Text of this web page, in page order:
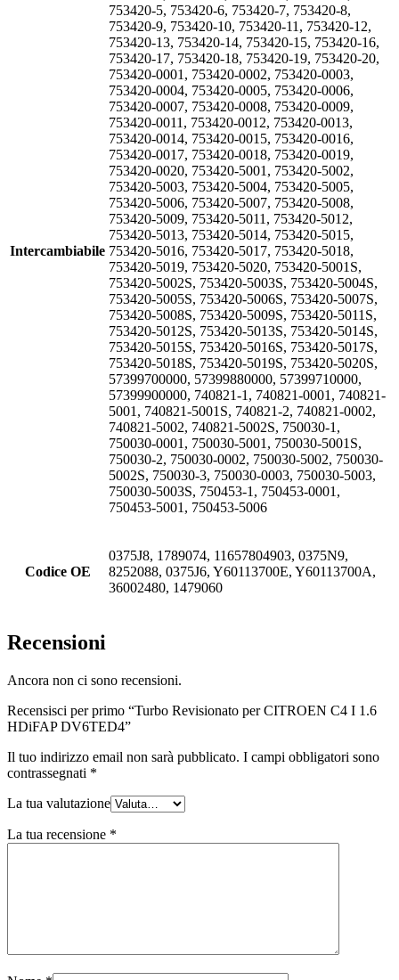
Intercambiabile
753420-5, 753420-6, 753420-7, 753420-8,
753420-9, 753420-10, 753420-11, 753420-12,
753420-13, 753420-14, 753420-15, 753420-16,
753420-17, 753420-18, 753420-19, 753420-20,
753420-0001, 753420-0002, 753420-0003,
753420-0004, 753420-0005, 753420-0006,
753420-0007, 753420-0008, 753420-0009,
753420-0011, 753420-0012, 753420-0013,
753420-0014, 753420-0015, 753420-0016,
753420-0017, 753420-0018, 753420-0019,
753420-0020, 753420-5001, 753420-5002,
753420-5003, 753420-5004, 753420-5005,
753420-5006, 753420-5007, 753420-5008,
753420-5009, 753420-5011, 753420-5012,
753420-5013, 753420-5014, 753420-5015,
753420-5016, 753420-5017, 753420-5018,
753420-5019, 753420-5020, 753420-5001S,
753420-5002S, 753420-5003S, 753420-5004S,
753420-5005S, 753420-5006S, 753420-5007S,
753420-5008S, 753420-5009S, 753420-5011S,
753420-5012S, 753420-5013S, 753420-5014S,
753420-5015S, 753420-5016S, 753420-5017S,
753420-5018S, 753420-5019S, 753420-5020S,
57399700000, 57399880000, 57399710000,
57399900000, 740821-1, 740821-0001, 740821-
5001, 740821-5001S, 740821-2, 740821-0002,
740821-5002, 740821-5002S, 750030-1,
750030-0001, 750030-5001, 750030-5001S,
750030-2, 750030-0002, 750030-5002, 750030-
5002S, 750030-3, 750030-0003, 750030-5003,
750030-5003S, 750453-1, 750453-0001,
750453-5001, 750453-5006
Codice OE
0375J8, 1789074, 11657804903, 0375N9,
8252088, 0375J6, Y60113700E, Y60113700A,
36002480, 1479060
Recensioni
Ancora non ci sono recensioni.
Recensisci per primo “Turbo Revisionato per CITROEN C4 I 1.6
HDiFAP DV6TED4”
Il tuo indirizzo email non sarà pubblicato. I campi obbligatori sono
contrassegnati *
La tua valutazione
La tua recensione *